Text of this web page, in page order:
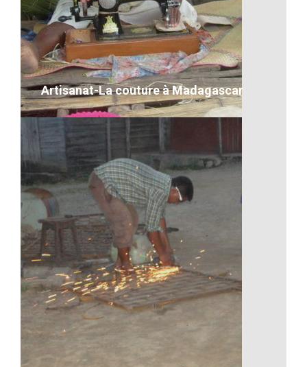
Bonne année 2017
VOIR LE DÉTAIL
Artisanat-La couture à Madagascar
Artisanat-La couture à
Madagascar